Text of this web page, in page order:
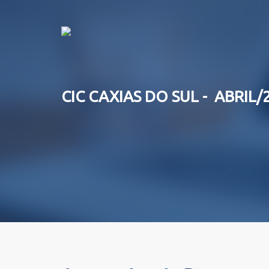
CIC CAXIAS DO SUL -